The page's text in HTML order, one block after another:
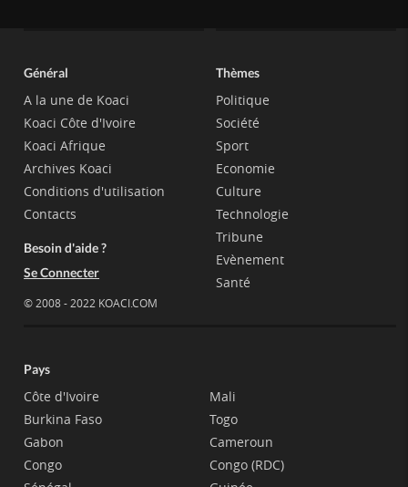
Général
A la une de Koaci
Koaci Côte d'Ivoire
Koaci Afrique
Archives Koaci
Conditions d'utilisation
Contacts
Besoin d'aide ?
Se Connecter
© 2008 - 2022 KOACI.COM
Thèmes
Politique
Société
Sport
Economie
Culture
Technologie
Tribune
Evènement
Santé
Pays
Côte d'Ivoire
Burkina Faso
Gabon
Congo
Mali
Togo
Cameroun
Congo (RDC)